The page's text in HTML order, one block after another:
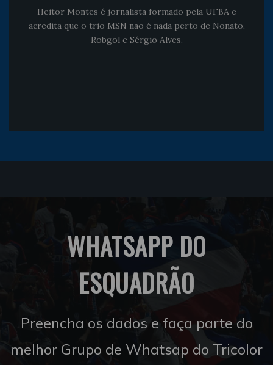
Heitor Montes é jornalista formado pela UFBA e
acredita que o trio MSN não é nada perto de Nonato,
Robgol e Sérgio Alves.
WHATSAPP DO
ESQUADRÃO
Preencha os dados e faça parte do
melhor Grupo de Whatsap do Tricolor